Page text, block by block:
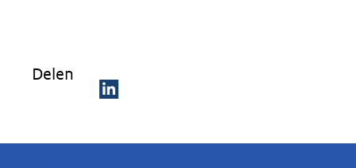
Delen
e